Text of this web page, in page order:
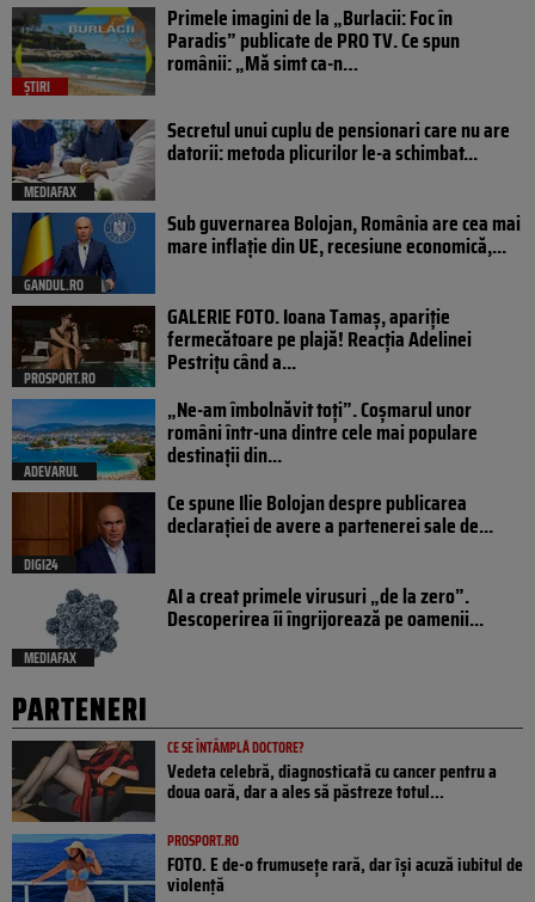
ȘTIRI
Primele imagini de la „Burlacii: Foc în
Paradis” publicate de PRO TV. Ce spun
românii: „Mă simt ca-n…
MEDIAFAX
Secretul unui cuplu de pensionari care nu are
datorii: metoda plicurilor le-a schimbat...
GANDUL.RO
Sub guvernarea Bolojan, România are cea mai
mare inflație din UE, recesiune economică,...
PROSPORT.RO
GALERIE FOTO. Ioana Tamaş, apariție
fermecătoare pe plajă! Reacția Adelinei
Pestrițu când a...
ADEVARUL
„Ne-am îmbolnăvit toți”. Coșmarul unor
români într-una dintre cele mai populare
destinații din...
DIGI24
Ce spune Ilie Bolojan despre publicarea
declarației de avere a partenerei sale de...
MEDIAFAX
AI a creat primele virusuri „de la zero”.
Descoperirea îi îngrijorează pe oamenii...
PARTENERI
CE SE ÎNTÂMPLĂ DOCTORE?
Vedeta celebră, diagnosticată cu cancer pentru a
doua oară, dar a ales să păstreze totul...
PROSPORT.RO
FOTO. E de-o frumusețe rară, dar își acuză iubitul de
violență